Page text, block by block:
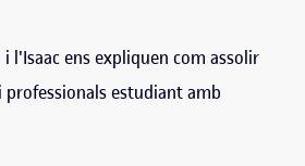
l'Isaac ens expliquen com assolir
professionals estudiant amb